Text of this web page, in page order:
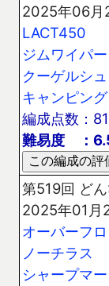
2025年06月
LACT450
ジムワイパー
クーゲルシ
キャンピン
編成点数：
難易度 ：
第519回 ど
2025年01月
オーバーフ
ノーチラス
シャープマ